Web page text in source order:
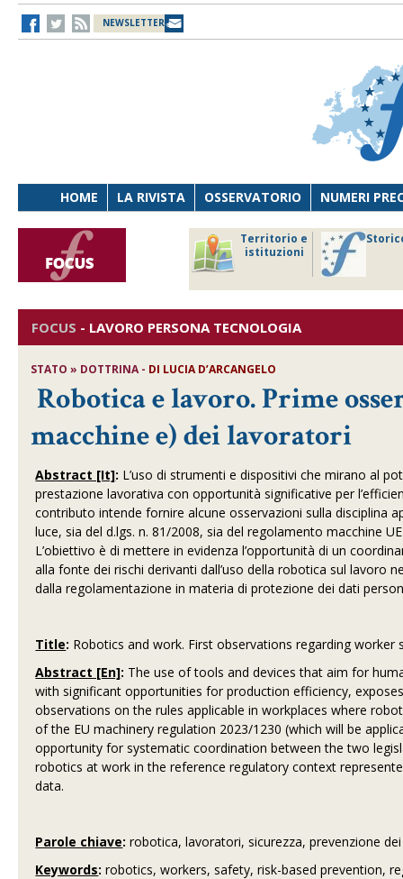
NEWSLETTER
HOME LA RIVISTA OSSERVATORIO NUMERI
Territorio e
istituzioni
FOCUS - LAVORO PERSONA TECNOLOGIA
STATO » DOTTRINA - DI LUCIA D’ARCANGELO
Robotica e lavoro. Prime
macchine e) dei lavoratori
Abstract [It]: L’uso di strumenti e dispositivi che mirano al
prestazione lavorativa con opportunità significative per
contributo intende fornire alcune osservazioni sulla disciplina
luce, sia del d.lgs. n. 81/2008, sia del regolamento macchine
L’obiettivo è di mettere in evidenza l’opportunità di un
alla fonte dei rischi derivanti dall’uso della robotica sul lavoro
dalla regolamentazione in materia di protezione dei dati
Title: Robotics and work. First observations regarding worker
Abstract [En]: The use of tools and devices that aim for
with significant opportunities for production efficiency,
observations on the rules applicable in workplaces where
of the EU machinery regulation 2023/1230 (which will be
opportunity for systematic coordination between the two
robotics at work in the reference regulatory context
data.
Parole chiave: robotica, lavoratori, sicurezza, prevenzione
Keywords: robotics, workers, safety, risk-based prevention,